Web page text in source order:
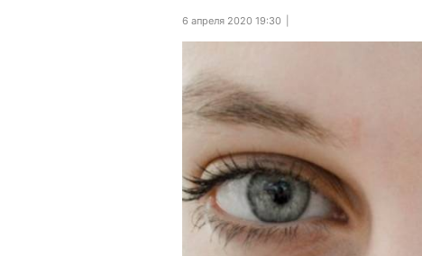
6 апреля 2020 19:30